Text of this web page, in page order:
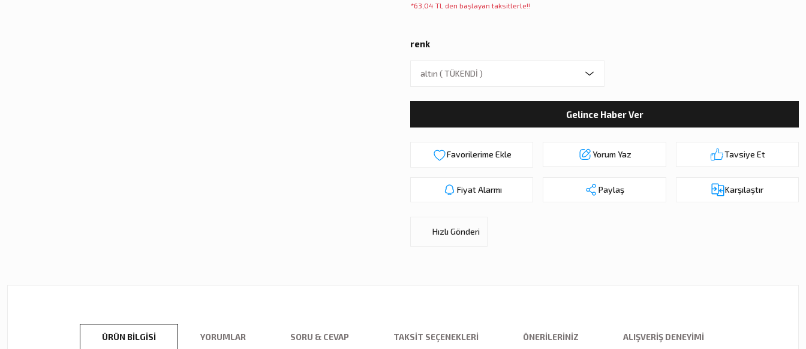
*63,04 TL den başlayan taksitlerle!!
renk
Gelince Haber Ver
Yorum Yaz Tavsiye Et
Fiyat Alarmı Paylaş Karşılaştır
Hızlı Gönderi
ÜRÜN BILGISI YORUMLAR SORU & CEVAP TAKSIT SEÇENEKLERI ÖNERILERINIZ ALIŞVERIŞ DENEYIMI